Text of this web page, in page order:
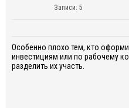
Записи: 5
Особенно плохо тем, кто
инвестициям или по рабочему
разделить ихучасть.